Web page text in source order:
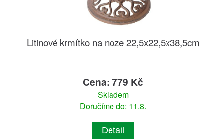
Litinové krmítko na noze 22,5x22,5x38,5cm
Cena: 779 Kč
Skladem
Doručíme do: 11.8.
Detail